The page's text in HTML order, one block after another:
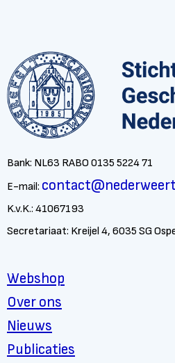
Bank: NL63 RABO 0135 5224 71
E-mail:
K.v.K.: 41067193
Secretariaat: Kreijel 4, 6035 SG
Webshop
Over ons
Nieuws
Publicaties